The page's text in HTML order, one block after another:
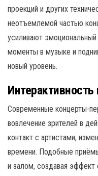
проекций и других
неотъемлемой частью
усиливают
моменты в музыке и
новый уровень.
Современные концерты-
вовлечение зрителей в
контакт с артистами,
времени. Подобные
и залом, создавая эффект